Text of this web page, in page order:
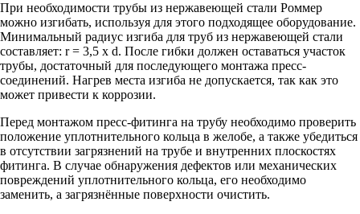
При необходимости трубы из нержавеющей стали Роммер
можно изгибать, используя для этого подходящее оборудование.
Минимальный радиус изгиба для труб из нержавеющей стали
составляет: r = 3,5 x d. После гибки должен оставаться участок
трубы, достаточный для последующего монтажа пресс-
соединений. Нагрев места изгиба не допускается, так как это
может привести к коррозии.
Перед монтажом пресс-фитинга на трубу необходимо проверить
положение уплотнительного кольца в желобе, а также убедиться
в отсутствии загрязнений на трубе и внутренних плоскостях
фитинга. В случае обнаружения дефектов или механических
повреждений уплотнительного кольца, его необходимо
заменить, а загрязнённые поверхности очистить.